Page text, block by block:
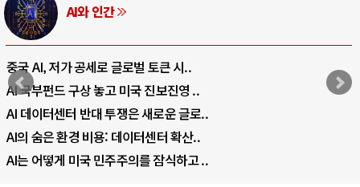
AI와 인간
중국 AI, 저가 공세로 글로벌 토큰 시..
AI 국부펀드 구상 놓고 미국 진보진영 ..
AI 데이터센터 반대 투쟁은 새로운 글로..
AI의 숨은 환경 비용: 데이터센터 확산..
AI는 어떻게 미국 민주주의를 잠식하고 ..